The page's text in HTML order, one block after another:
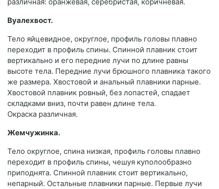
Вуалехвост.
Тело яйцевидное, округлое, профиль головы плавно
переходит в профиль спины. Спинной плавник стоит
вертикально и его передние лучи по длине равны
высоте тела. Передние лучи брюшного плавника такого
же размера. Хвостовой и анальный плавники парные.
Хвостовой плавник ровный, без лопастей, спадает
складками вниз, почти равен длине тела.
Окраска различная.
Жемчужинка.
Тело округлое, спина низкая, профиль головы плавно
переходит в профиль спины, чешуя куполообразно
приподнята. Спинной плавник стоит вертикально,
непарный. Остальные плавники парные. Первые лучи